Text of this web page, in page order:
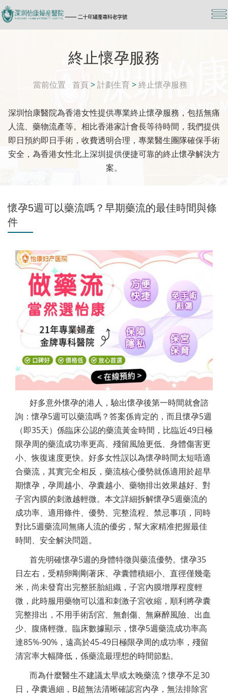
終止懷孕服務
當前位置 首頁 >計劃生育>終止懷孕服務
深圳怡康醫院為香港女性提供專業終止懷孕服務，包括無痛
人流、藥物流產等。相比香港家計會長等待時間，我們提供
即日預約即日手術，收費透明合理，專業醫生團隊確保手術
安全，為香港女性北上深圳提供便捷可靠的終止懷孕解決方
案。
懷孕5週可以藥流嗎？早期藥流的最佳時間與條
件
好多意外懷孕的港人，驗出懷孕後第一時間就會諮
詢：懷孕5週可以藥流嗎？答案係肯定的，而且懷孕5週
（即35天）係臨床公認的藥流黃金時間，比臨近49日極
限孕周的藥流成功率更高、殘留風險更低、身體傷害更
小、恢復速度更快。好多女性誤以為懷孕時間太短唔適
合藥流，其實完全相反，藥流核心優勢就係適用於超早
期懷孕，孕周越小、孕囊越小、藥物排出效果越好、對
子宮內膜的刺激越輕微。本文詳細拆解懷孕5週藥流的
成功率、適用條件、優勢、完整流程、禁忌事項，同時
對比5週藥流同無痛人流的優劣，幫大家精准把握最佳
時間、安全解決問題。
首先明確懷孕5週的身體特徵與藥流優勢。懷孕35
日左右，受精卵剛剛著床、孕囊體積細小、直徑僅幾毫
米，尚未發育出完整胚胎組織，子宮內膜增厚程度輕
微，此時服用藥物可以溫和刺激子宮收縮，順利將孕囊
完整排出，不用手術刮宮、無創傷、無麻醉風險、出血
少、腹痛輕微。臨床數據顯示，懷孕5週藥流成功率高
達85%-90%，遠高於45-49日極限孕周的成功率，殘留
清宮率大幅降低，係藥流最理想的時間節點。
而為什麼醫生不建議太早或太晚藥流？懷孕不足30
日，孕囊過細，B超無法清晰確認宮內孕，無法排除宮